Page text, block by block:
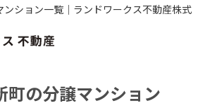
ション一覧｜ランドワークス不動産株式
町の分譲マンション